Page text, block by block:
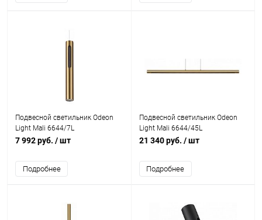
Подвесной светильник Odeon
Light Mali 6644/7L
7 992 руб. / шт
Подробнее
Подвесной светильник Odeon
Light Mali 6644/45L
21 340 руб. / шт
Подробнее